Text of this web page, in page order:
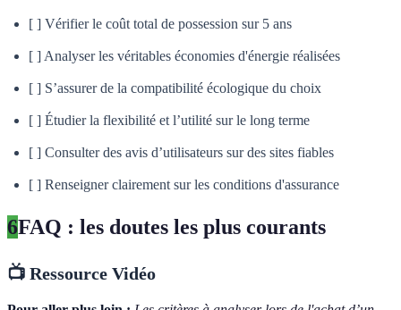
[ ] Vérifier le coût total de possession sur 5 ans
[ ] Analyser les véritables économies d'énergie réalisées
[ ] S’assurer de la compatibilité écologique du choix
[ ] Étudier la flexibilité et l’utilité sur le long terme
[ ] Consulter des avis d’utilisateurs sur des sites fiables
[ ] Renseigner clairement sur les conditions d'assurance
6FAQ : les doutes les plus courants
📺 Ressource Vidéo